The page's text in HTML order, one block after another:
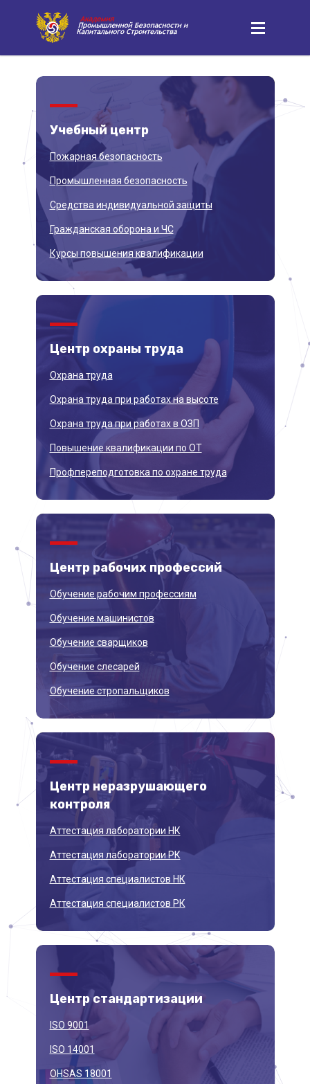
Учебныйцентр
Пожарная безопасность
Промышленная безопасность
Средства индивидуальной защиты
Гражданская оборона и ЧС
Курсы повышения квалификации
Центр охраны труда
Охрана труда
Охрана труда при работах на высоте
Охрана труда при работах в ОЗП
Повышение квалификации по ОТ
Профпереподготовка по охране труда
Центр рабочих профессий
Обучение рабочим профессиям
Обучение машинистов
Обучение сварщиков
Обучение слесарей
Обучение стропальщиков
Центр неразрушающего
контроля
Аттестация лаборатории НК
Аттестация лаборатории РК
Аттестация специалистов НК
Аттестация специалистов РК
Центрстандартизации
ISO 9001
ISO 14001
OHSAS 18001